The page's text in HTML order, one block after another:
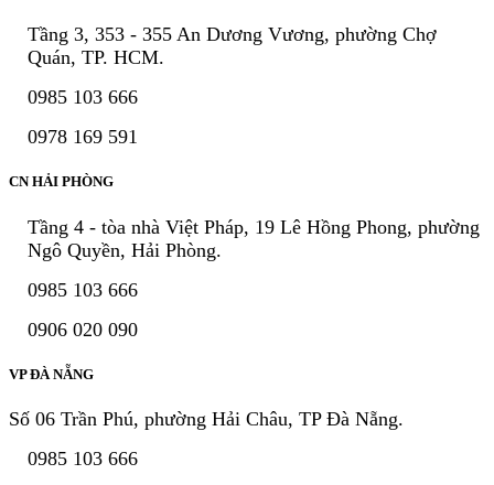
Tầng 3, 353 - 355 An Dương Vương, phường Chợ
Quán, TP. HCM.
0985 103 666
0978 169 591
CN HẢI PHÒNG
Tầng 4 - tòa nhà Việt Pháp, 19 Lê Hồng Phong, phường
Ngô Quyền, Hải Phòng.
0985 103 666
0906 020 090
VP ĐÀ NẴNG
Số 06 Trần Phú, phường Hải Châu, TP Đà Nẵng.
0985 103 666